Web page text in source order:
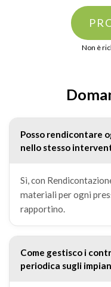
Non è
Posso rendicontare
nello stesso
Sì, con
materiali per ogni
rapportino.
Come gestisco i
periodica sugli